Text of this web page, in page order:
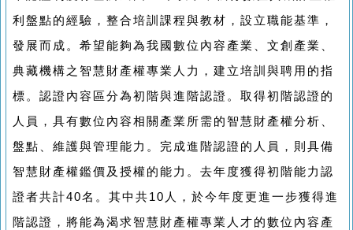
利盤點的經驗，整合培訓課程與教材，設立職能基準，
發展而成。希望能夠為我國數位內容產業、文創產業、
典藏機構之智慧財產權專業人力，建立培訓與聘用的指
標。認證內容區分為初階與進階認證。取得初階認證的
人員，具有數位內容相關產業所需的智慧財產權分析、
盤點、維護與管理能力。完成進階認證的人員，則具備
智慧財產權鑑價及授權的能力。去年度獲得初階能力認
證者共計40名。其中共10人，於今年度更進一步獲得進
階認證，將能為渴求智慧財產權專業人才的數位內容產